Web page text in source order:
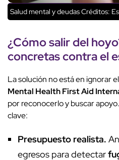
Salud mental y deudasCréditos:
¿Cómo salir del
concretas contra el
La solución no está en ignorar
Mental Health First Aid
por reconocerlo y buscar
clave:
Presupuesto realista.
egresos para detectar